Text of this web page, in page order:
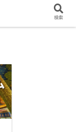
検索